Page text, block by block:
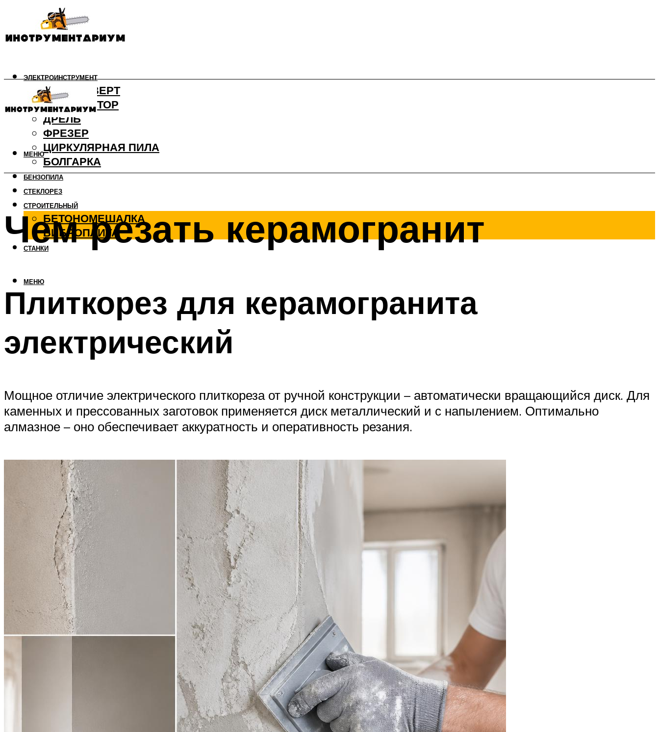
ЭЛЕКТРОИНСТРУМЕНТ
ШУРУПОВЕРТ
ПЕРФОРАТОР
ДРЕЛЬ
ФРЕЗЕР
ЦИРКУЛЯРНАЯ ПИЛА
БОЛГАРКА
БЕНЗОПИЛА
СТЕКЛОРЕЗ
СТРОИТЕЛЬНЫЙ
БЕТОНОМЕШАЛКА
ВИБРОПЛИТА
СТАНКИ
МЕНЮ
МЕНЮ
Чем резать керамогранит
Плиткорез для керамогранита
электрический
Мощное отличие электрического плиткореза от ручной конструкции – автоматически вращающийся диск. Для
каменных и прессованных заготовок применяется диск металлический и с напылением. Оптимально
алмазное – оно обеспечивает аккуратность и оперативность резания.